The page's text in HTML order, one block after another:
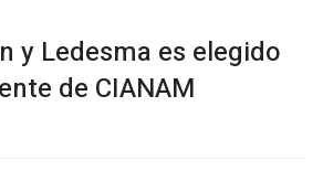
y Ledesma es elegido
de CIANAM